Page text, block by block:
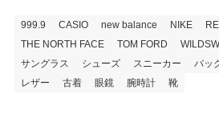
999.9 CASIO new balance NIKE
THE NORTH FACE
TOM FORD
サングラス
シューズ スニーカー バッ
レザー
古着 眼鏡 腕時計 靴